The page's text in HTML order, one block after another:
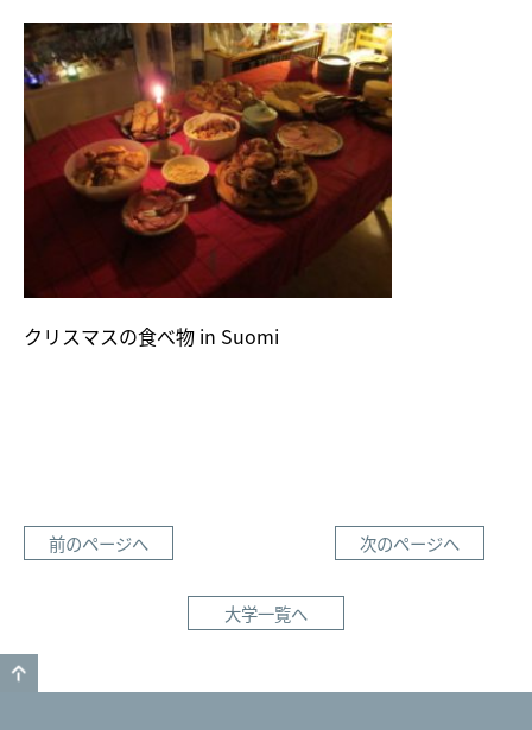
クリスマスの食べ物 in Suomi
前のページへ 次のページへ
大学一覧へ